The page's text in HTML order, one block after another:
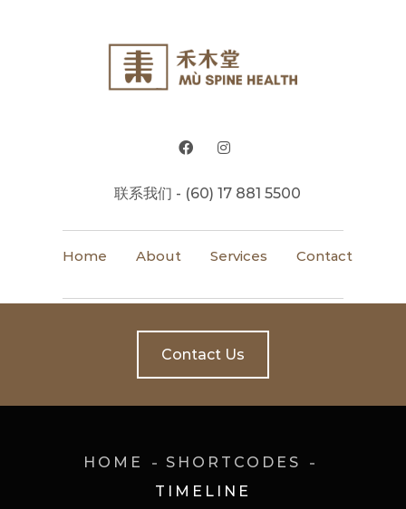
联系我们 - (60) 17 881 5500
Home About Services Contact
Contact Us
HOME
SHORTCODES
TIMELINE